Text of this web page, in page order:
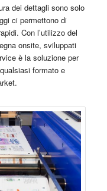
dei dettagli sono solo
ci permettono di
Con l’utilizzo del
onsite, sviluppati
è la soluzione per
formato e